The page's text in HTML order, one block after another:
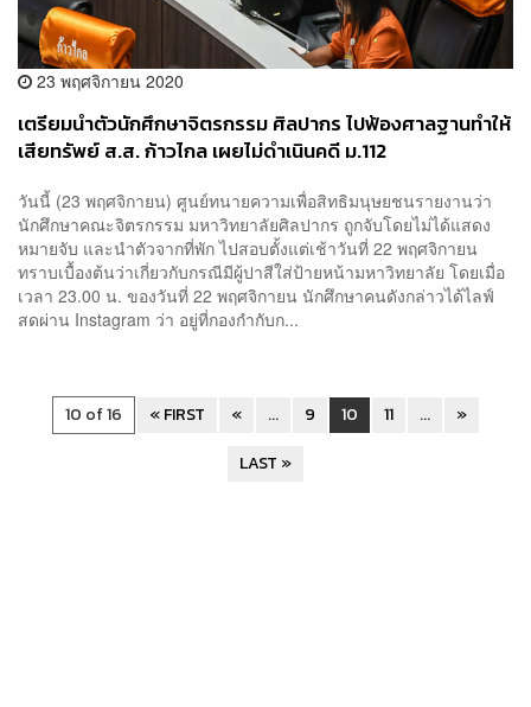
23 พฤศจิกายน 2020
เตรียมนำตัวนักศึกษาจิตรกรรม ศิลปากร ไปฟ้องศาลฐานทำให้
เสียทรัพย์ ส.ส. ก้าวไกล เผยไม่ดำเนินคดี ม.112
วันนี้ (23 พฤศจิกายน) ศูนย์ทนายความเพื่อสิทธิมนุษยชนรายงานว่า
นักศึกษาคณะจิตรกรรม มหาวิทยาลัยศิลปากร ถูกจับโดยไม่ได้แสดง
หมายจับ และนำตัวจากที่พัก ไปสอบตั้งแต่เช้าวันที่ 22 พฤศจิกายน
ทราบเบื้องต้นว่าเกี่ยวกับกรณีมีผู้ปาสีใส่ป้ายหน้ามหาวิทยาลัย โดยเมื่อ
เวลา 23.00 น. ของวันที่ 22 พฤศจิกายน นักศึกษาคนดังกล่าวได้ไลฟ์
สดผ่าน Instagram ว่า อยู่ที่กองกำกับก...
10 of 16 « FIRST « ... 9 10 11 ...
»
LAST »